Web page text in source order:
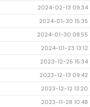
2024-02-13 09:34
2024-01-30 15:35
2024-01-30 08:55
2024-01-23 13:12
2023-12-25 15:34
2023-12-13 09:42
2023-12-12 13:20
2023-11-28 10:48